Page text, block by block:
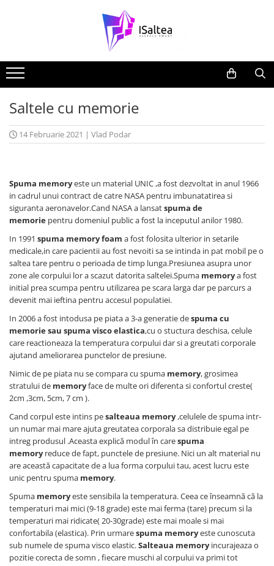
Saltele cu memorie
14 Februarie 2021 | Vlad Podar
Spuma memoryeste un material UNIC ,a fost dezvoltat in anul 1966
in cadrul unui contract de catre NASA pentru imbunatatirea si
siguranta aeronavelor.Cand NASA a lansatspuma de
memorie pentru domeniul public a fost la inceputul anilor 1980.
In 1991 spuma memory foam a fost folosita ulterior in setarile
medicale,in care pacientii au fost nevoiti sa se intinda in pat mobil pe o
saltea tare pentru o perioada de timp lunga.Presiunea asupra unor
zone ale corpului lor a scazut datorita saltelei.Spuma memorya fost
initial prea scumpa pentru utilizarea pe scara larga dar pe parcurs a
devenit mai ieftina pentru accesul populatiei.
In 2006 a fost intodusa pe piata a 3-a generatie despuma cu
memorie sau spuma visco elastica,cu o stuctura deschisa, celule
care reactioneaza la temperatura corpului dar si a greutati corporale
ajutand ameliorarea punctelor de presiune.
Nimic de pe piata nu se compara cu spuma memory, grosimea
stratului de memoryface de multe ori diferenta si confortul creste(
2cm ,3cm, 5cm, 7 cm ).
Cand corpul este intins pesalteaua memory,celulele de spuma intr-
un numar mai mare ajuta greutatea corporala sa distribuie egal pe
intreg produsul .Aceasta explică modul în carespuma
memoryreduce de fapt, punctele de presiune. Nici un alt material nu
are această capacitate de a lua forma corpului tau, acest lucru este
unic pentru spuma memory.
Spuma memoryeste sensibila la temperatura. Ceea ce înseamnă că la
temperaturi mai mici (9-18 grade) este mai ferma (tare) precum si la
temperaturi mai ridicate( 20-30grade) este mai moale si mai
confortabila (elastica). Prin urmarespuma memoryeste cunoscuta
sub numele de spuma visco elastic.Salteaua memoryincurajeaza o
pozitie corecta de somn , fiecare muschi al corpului va primi tot